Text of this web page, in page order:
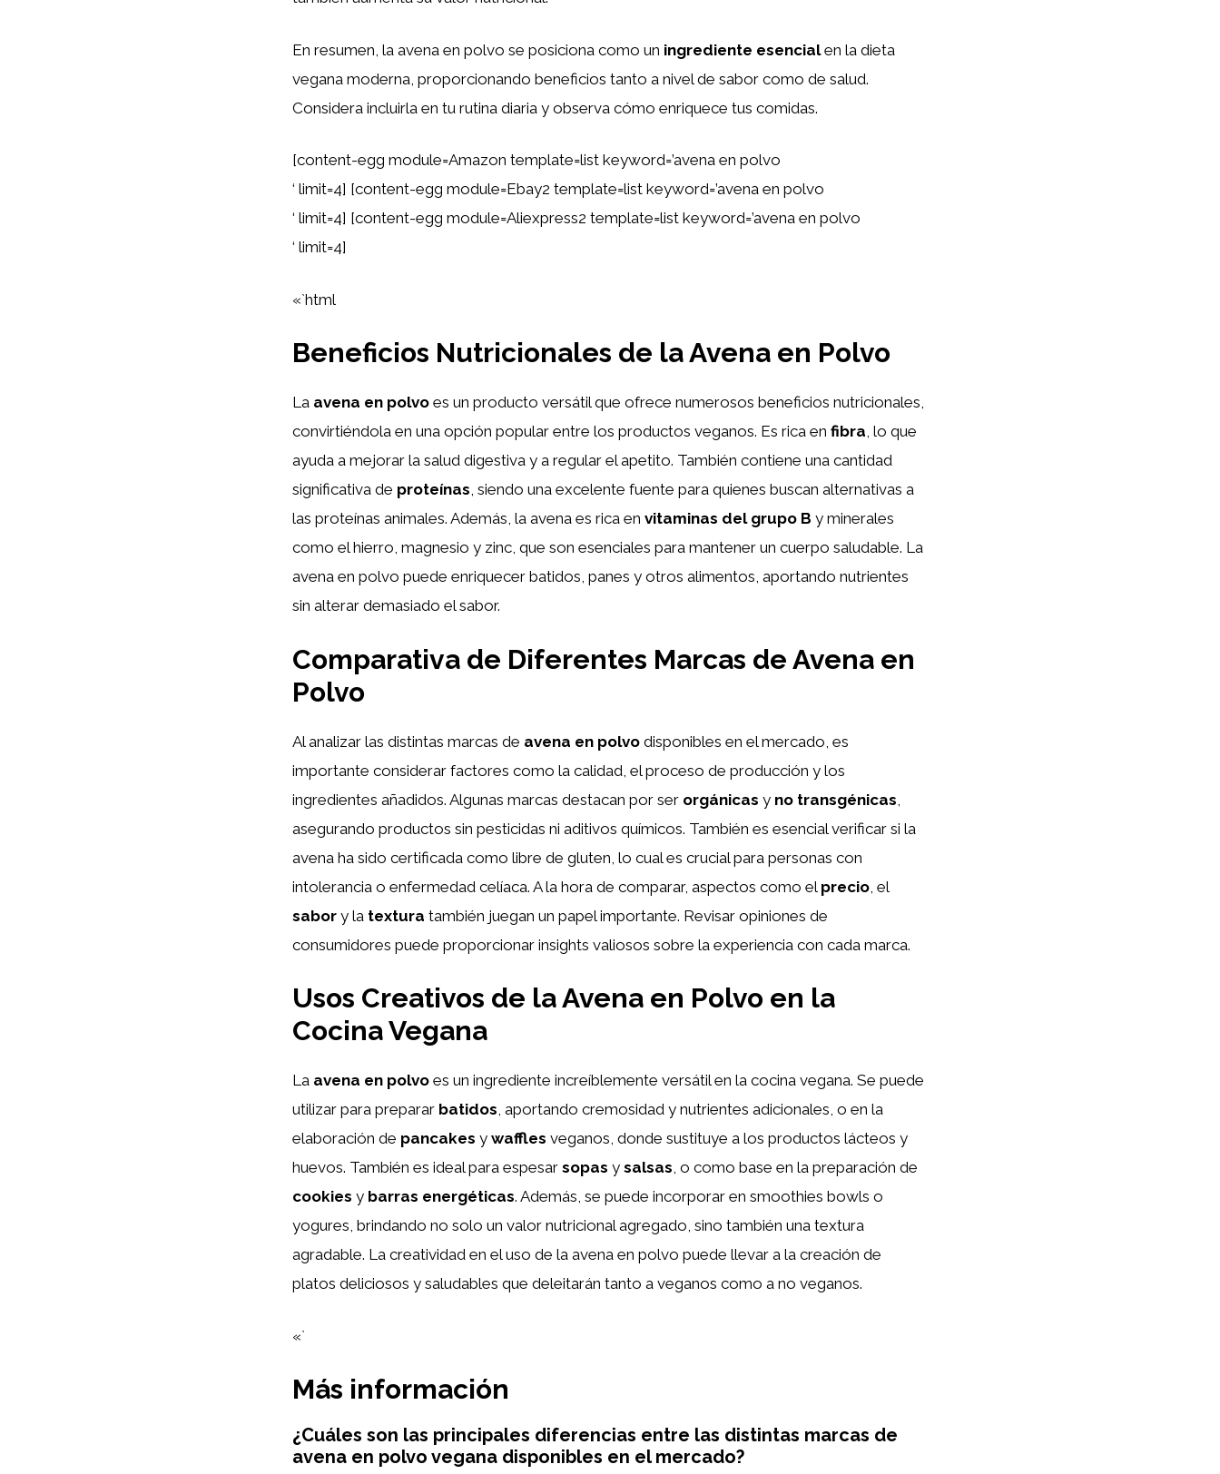
En resumen, la avena en polvo se posiciona como un ingrediente esencialen la dieta
vegana moderna, proporcionando beneficios tanto a nivel de sabor como de salud.
Considera incluirla en tu rutina diaria y observa cómo enriquece tus comidas.
[content-egg module=Amazon template=list keyword=’avena en polvo
‘ limit=4] [content-egg module=Ebay2 template=list keyword=’avena en polvo
‘ limit=4] [content-egg module=Aliexpress2 template=list keyword=’avena en polvo
‘ limit=4]
«`html
Beneficios Nutricionales de la Avena en Polvo
La avena en polvo es un producto versátil que ofrece numerosos beneficios nutricionales,
convirtiéndola en una opción popular entre los productos veganos. Es rica en fibra, lo que
ayuda a mejorar la salud digestiva y a regular el apetito. También contiene una cantidad
significativa de proteínas, siendo una excelente fuente para quienes buscan alternativas a
las proteínas animales. Además, la avena es rica en vitaminas del grupo B y minerales
como el hierro, magnesio y zinc, que son esenciales para mantener un cuerpo saludable. La
avena en polvo puede enriquecer batidos, panes y otros alimentos, aportando nutrientes
sin alterar demasiado el sabor.
Comparativa de Diferentes Marcas de Avena en
Polvo
Al analizar las distintas marcas de avena en polvo disponibles en el mercado, es
importante considerar factores como la calidad, el proceso de producción y los
ingredientes añadidos. Algunas marcas destacan por ser orgánicas y no transgénicas
asegurando productos sin pesticidas ni aditivos químicos. También es esencial verificar si la
avena ha sido certificada como libre de gluten, lo cual es crucial para personas con
intolerancia o enfermedad celíaca. A la hora de comparar, aspectos como el precio , el
sabor y la textura también juegan un papel importante. Revisar opiniones de
consumidores puede proporcionar insights valiosos sobre la experiencia con cada marca.
Usos Creativos de la Avena en Polvo en la
Cocina Vegana
La avena en polvo es un ingrediente increíblemente versátil en la cocina vegana. Se puede
utilizar para preparar batidos, aportando cremosidad y nutrientes adicionales, o en la
elaboración de pancakes y waffles veganos, donde sustituye a los productos lácteos y
huevos. También es ideal para espesar sopas y salsas, o como base en la preparación de
cookies y barras energéticas. Además, se puede incorporar en smoothies bowls o
yogures, brindando no solo un valor nutricional agregado, sino también una textura
agradable. La creatividad en el uso de la avena en polvo puede llevar a la creación de
platos deliciosos y saludables que deleitarán tanto a veganos como a no veganos.
«`
Más información
¿Cuáles son las principales diferencias entre las distintas marcas de
avena en polvo vegana disponibles en el mercado?